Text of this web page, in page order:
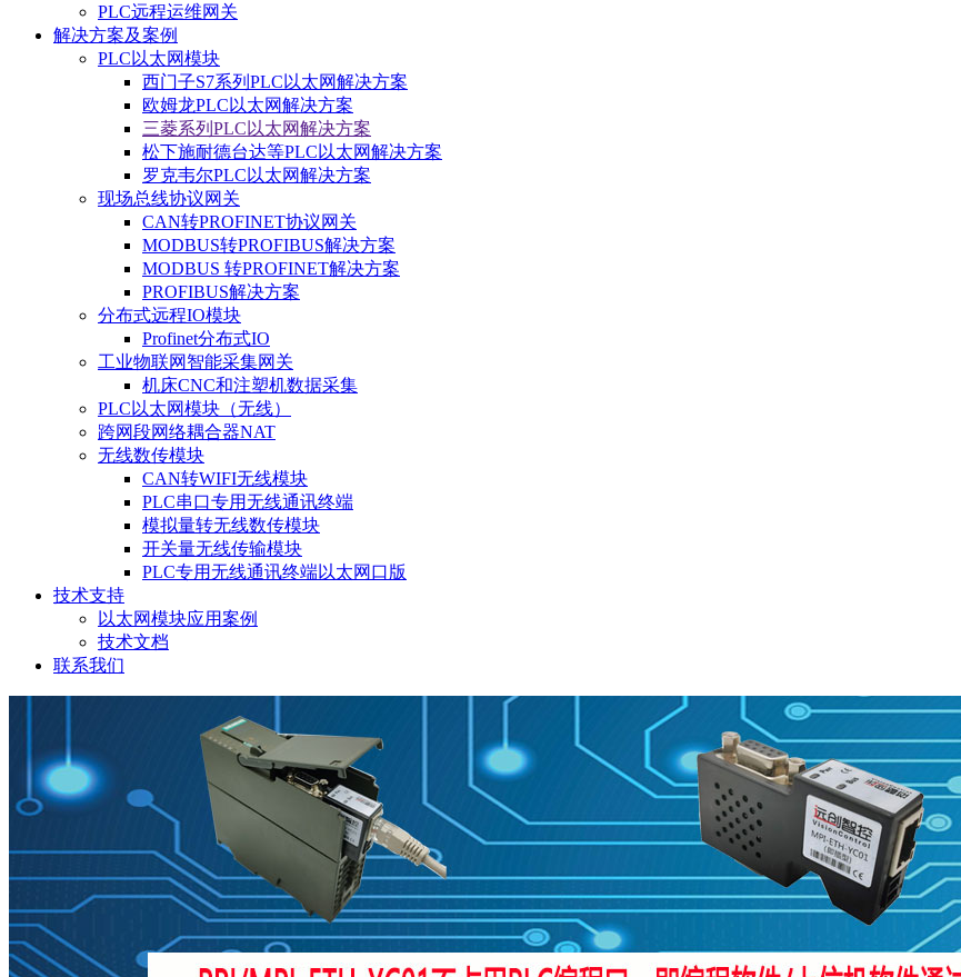
PLC远程运维网关
解决方案及案例
PLC以太网模块
西门子S7系列PLC以太网解决方案
欧姆龙PLC以太网解决方案
三菱系列PLC以太网解决方案
松下施耐德台达等PLC以太网解决方案
罗克韦尔PLC以太网解决方案
现场总线协议网关
CAN转PROFINET协议网关
MODBUS转PROFIBUS解决方案
MODBUS 转PROFINET解决方案
PROFIBUS解决方案
分布式远程IO模块
Profinet分布式IO
工业物联网智能采集网关
机床CNC和注塑机数据采集
PLC以太网模块（无线）
跨网段网络耦合器NAT
无线数传模块
CAN转WIFI无线模块
PLC串口专用无线通讯终端
模拟量转无线数传模块
开关量无线传输模块
PLC专用无线通讯终端以太网口版
技术支持
以太网模块应用案例
技术文档
联系我们